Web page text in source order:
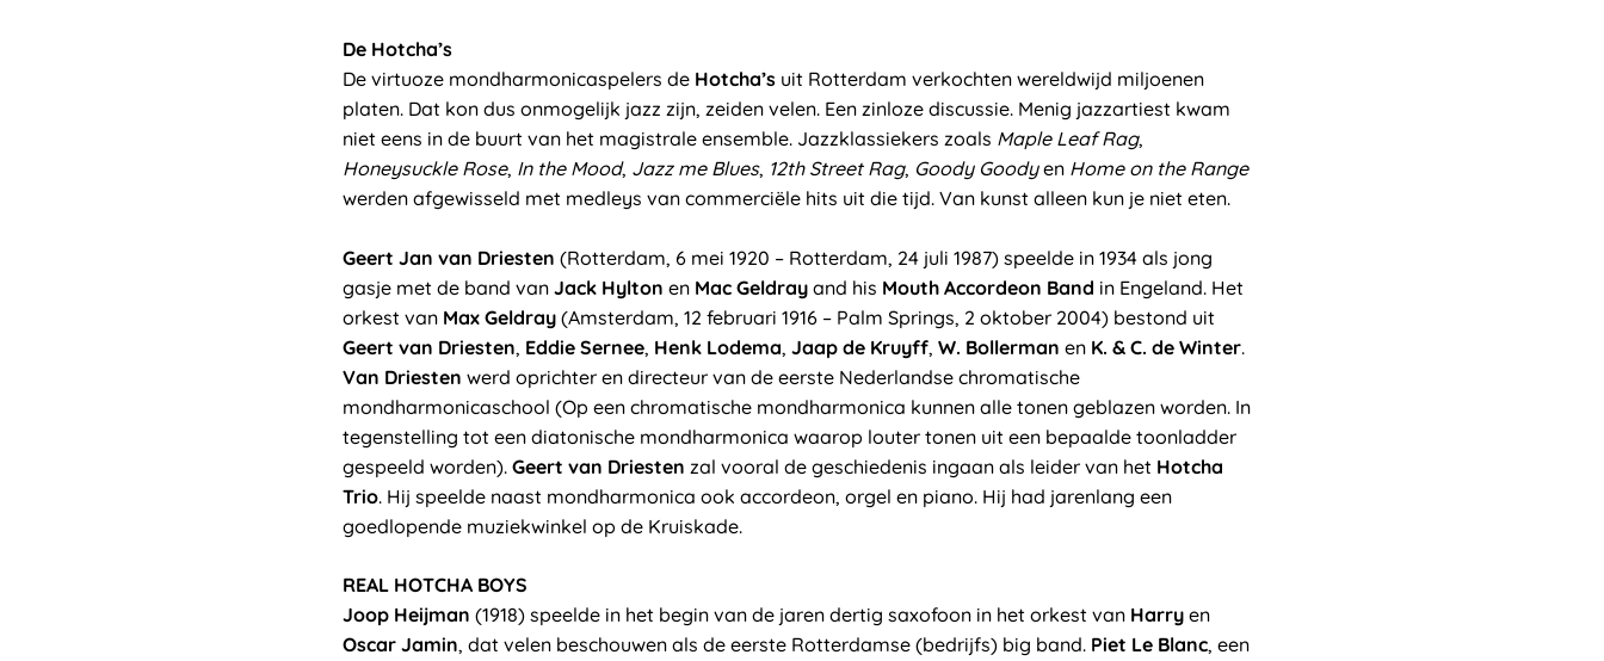
De Hotcha’s
De virtuoze mondharmonicaspelers de Hotcha’s uit Rotterdam verkochten wereldwijd miljoenen
platen. Dat kon dus onmogelijk jazz zijn, zeiden velen. Een zinloze discussie. Menig jazzartiest kwam
niet eens in de buurt van het magistrale ensemble. Jazzklassiekers zoals Maple Leaf Rag,
Honeysuckle Rose, In the Mood, Jazz me Blues, 12th Street Rag, Goody Goodyen Home on the Range
werden afgewisseld met medleys van commerciële hits uit die tijd. Van kunst alleen kun je niet eten.
Geert Jan van Driesten (Rotterdam, 6 mei 1920 – Rotterdam, 24 juli 1987) speelde in 1934 als jong
gasje met de band van Jack Hylton en Mac Geldray and his Mouth Accordeon Band in Engeland. Het
orkest van Max Geldray (Amsterdam, 12 februari 1916 – Palm Springs, 2 oktober 2004) bestond uit
Geert van Driesten, Eddie Sernee, Henk Lodema, Jaap de Kruyff, W. Bollerman en K. & C. de Winter.
Van Driesten werd oprichter en directeur van de eerste Nederlandse chromatische
mondharmonicaschool (Op een chromatische mondharmonica kunnen alle tonen geblazen worden. In
tegenstelling tot een diatonische mondharmonica waarop louter tonen uit een bepaalde toonladder
gespeeld worden). Geert van Driesten zal vooral de geschiedenis ingaan als leider van het Hotcha
Trio. Hij speelde naast mondharmonica ook accordeon, orgel en piano. Hij had jarenlang een
goedlopende muziekwinkel op de Kruiskade.
REAL HOTCHA BOYS
Joop Heijman (1918) speelde in het begin van de jaren dertig saxofoon in het orkest van Harry en
Oscar Jamin, dat velen beschouwen als de eerste Rotterdamse (bedrijfs) big band. Piet Le Blanc, een